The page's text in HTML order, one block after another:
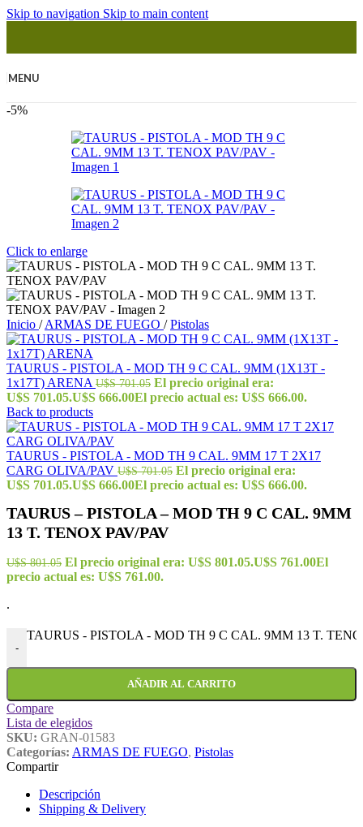
Skip to navigation Skip to main content
MENU
-5%
Click to enlarge
Inicio / ARMAS DE FUEGO / Pistolas
TAURUS - PISTOLA - MOD TH 9 C CAL. 9MM (1X13T -
1x17T) ARENA U$S701.05 El precio original era:
U$S 701.05.U$S 666.00El precio actual es: U$S 666.00.
Back to products
TAURUS - PISTOLA - MOD TH 9 CAL. 9MM 17 T 2X17
CARG OLIVA/PAV U$S701.05 El precio original era:
U$S 701.05.U$S 666.00El precio actual es: U$S 666.00.
TAURUS – PISTOLA – MOD TH 9 C CAL. 9MM
13 T. TENOX PAV/PAV
U$S801.05 El precio original era: U$S 801.05.U$S 761.00El
precio actual es: U$S 761.00.
.
-
TAURUS - PISTOLA - MOD TH 9 C CAL. 9MM 13 T.
AÑADIR AL CARRITO
Compare
Lista de elegidos
SKU: GRAN-01583
Categorías: ARMAS DE FUEGO, Pistolas
Compartir
Descripción
Shipping & Delivery